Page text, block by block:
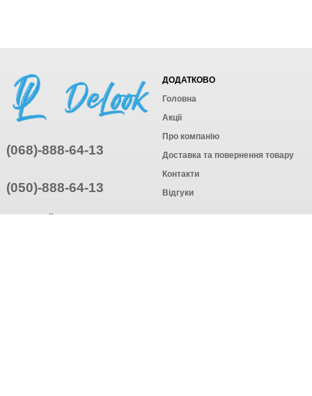
(068)-888-64-13
(050)-888-64-13
ДОДАТКОВО
Головна
Акції
Про компанію
Доставка та повернення товару
Контакти
Відгуки